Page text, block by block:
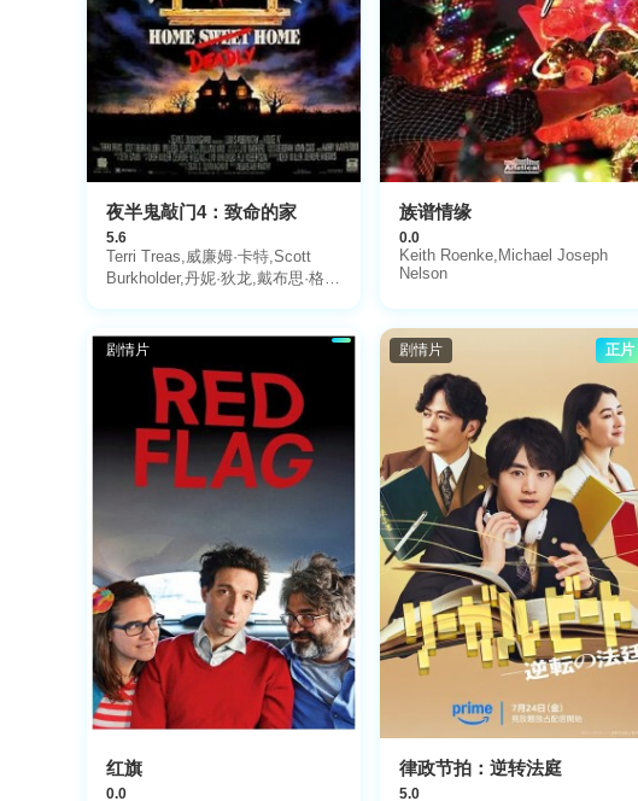
夜半鬼敲门4：致命的家
5.6
Terri Treas,威廉姆·卡特,Scott
Burkholder,丹妮·狄龙,戴布思·格里
族谱情缘
0.0
Keith Roenke,Michael Joseph
Nelson
剧情片
红旗
0.0
剧情片 正片
律政节拍：逆转法庭
5.0